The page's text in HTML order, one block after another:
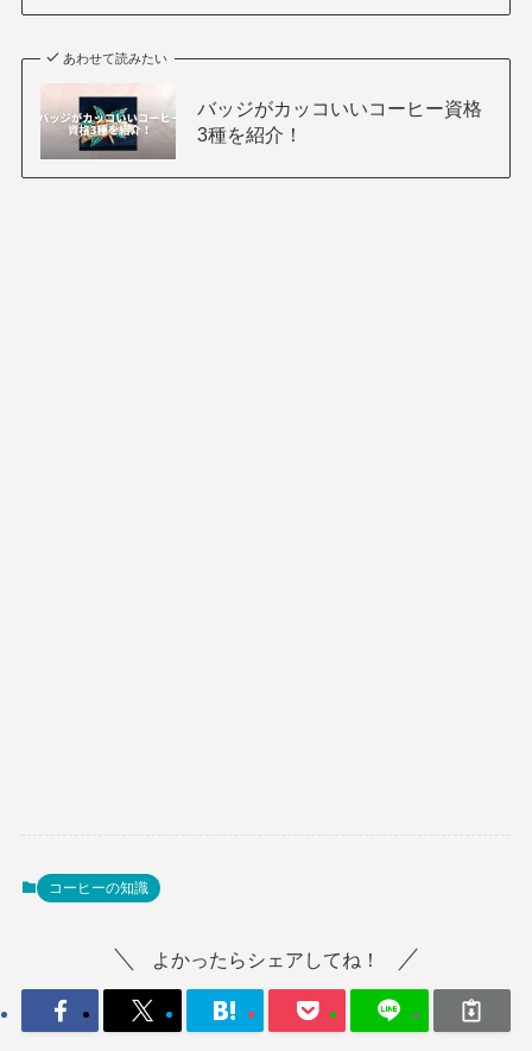
あわせて読みたい
バッジがカッコいいコーヒー資格
3種を紹介！
コーヒーの知識
よかったらシェアしてね！